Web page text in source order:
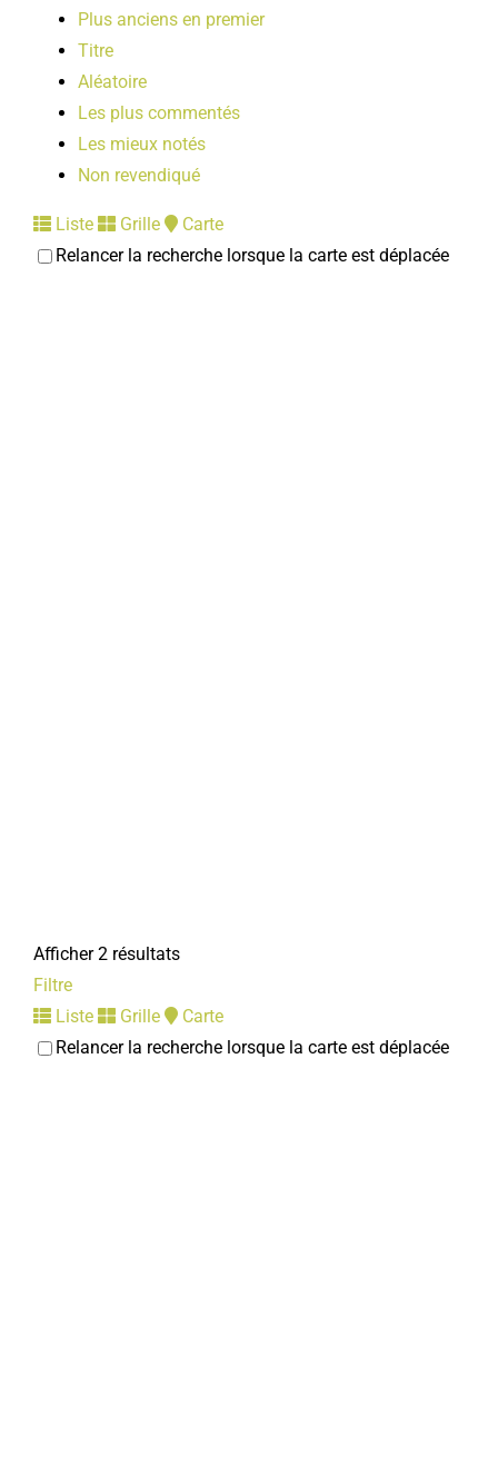
Plus anciens en premier
Titre
Aléatoire
Les plus commentés
Les mieux notés
Non revendiqué
Liste Grille
Carte
Relancer la recherche lorsque la carte est déplacée
Afficher 2 résultats
Filtre
Liste
Grille
Carte
Relancer la recherche lorsque la carte est déplacée